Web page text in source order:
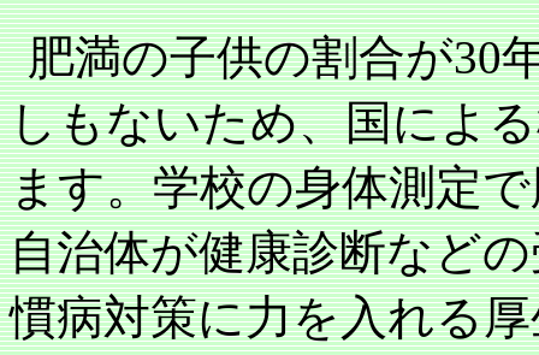
肥満の子供の割合が30
しもないため、国によ
ます。学校の身体測定
自治体が健康診断など
慣病対策に力を入れる